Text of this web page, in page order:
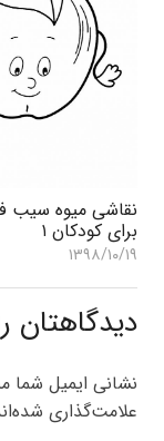
نقاشی میوه سیب
برای کودکان ۱
۱۳۹۸/۱۰/۱۹
دیدگاهتان
نشانی ایمیل شما
علامت‌گذاری